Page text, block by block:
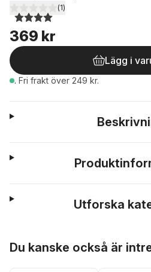
4,0utav 5 stjärnor. Totalt antal röster:
(1)
369 kr
Lägg i
. Fri frakt över 249 kr.
Utforska
Du kanske också är